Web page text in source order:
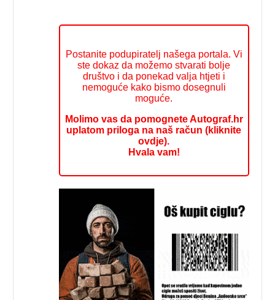
Postanite podupiratelj našega portala. Vi
ste dokaz da možemo stvarati bolje
društvo i da ponekad valja htjeti i
nemoguće kako bismo dosegnuli
moguće.
Molimo vas da pomognete Autograf.hr
uplatom priloga na naš račun (kliknite
ovdje).
Hvala vam!